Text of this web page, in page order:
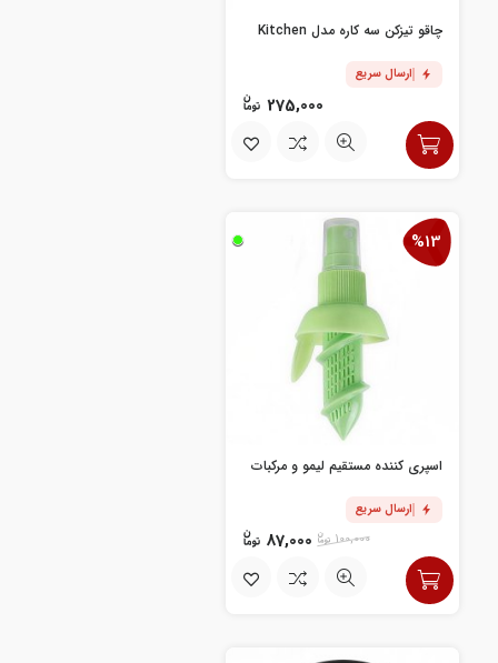
چاقو تیزکن سه کاره مدل Kitchen
ارسال سریع
275,000
%13
اسپری کننده مستقیم لیمو و مرکبات
ارسال سریع
100,000
87,000